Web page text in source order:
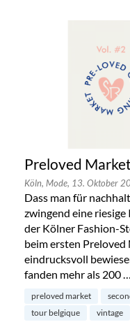
Preloved
Köln, Mode, 13. Oktober
Dass man für
zwingend eine
der Kölner Fashion-
beim ersten
eindrucksvoll
fanden mehr als 200 …
preloved market
tour belgique
vintage